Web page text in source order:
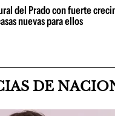
del Prado con fuerte
nuevas para ellos
DE